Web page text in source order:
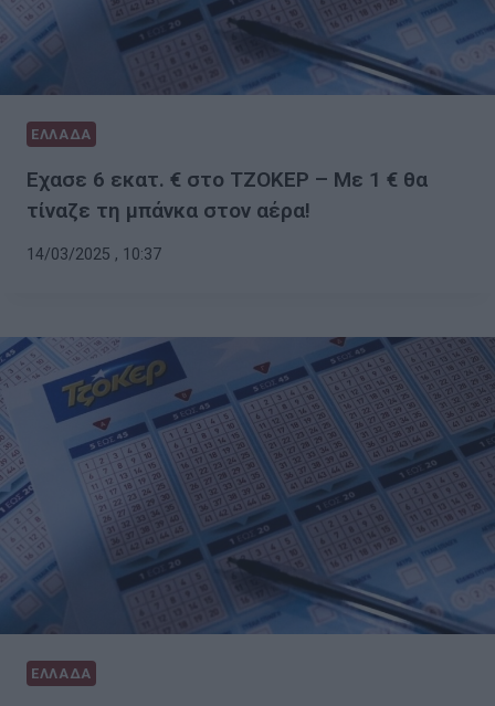
ΕΛΛΑΔΑ
Εχασε 6 εκατ. € στο ΤΖΟΚΕΡ – Με 1 € θα
τίναζε τη μπάνκα στον αέρα!
14/03/2025 , 10:37
ΕΛΛΑΔΑ